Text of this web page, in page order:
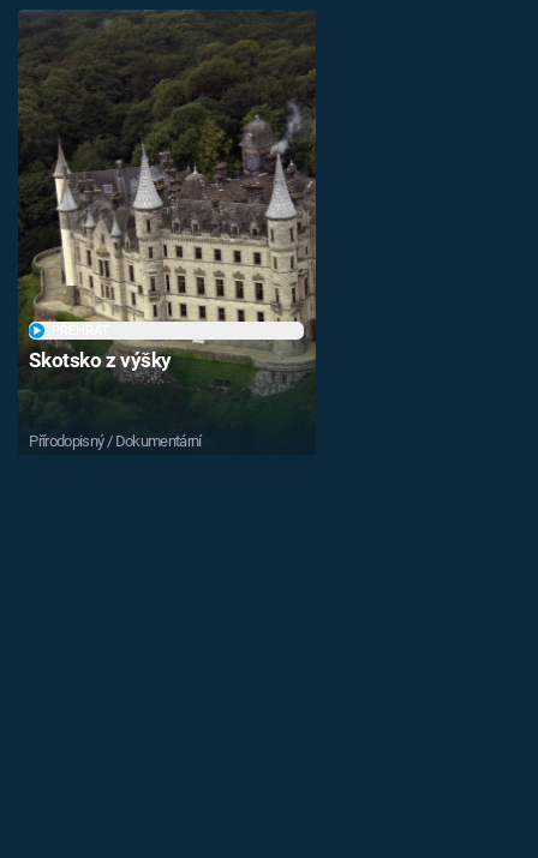
Skotsko z výšky
Přírodopisný / Dokumentární